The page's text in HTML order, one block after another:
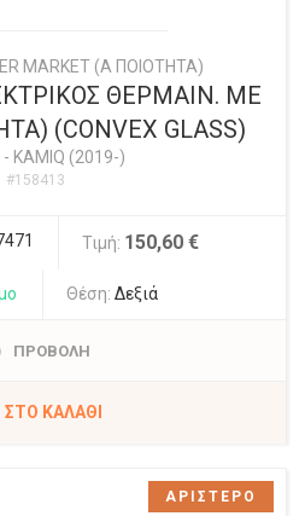
MARKET (Α ΠΟΙΟΤΗΤΑ)
ΘΕΡΜΑΙΝ. ΜΕ
(CONVEX GLASS)
- KAMIQ (2019-)
#158413
Τιμή: 150,60 €
Θέση: Δεξιά
ΠΡΟΒΟΛΗ
ΣΤΟ ΚΑΛΆΘΙ
ΑΡΙΣΤΕΡΟ